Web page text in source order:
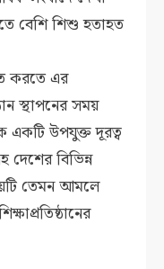
বেশি শিশু হতাহত
করতে এর
স্থাপনের সময়
একটি উপযুক্ত দূরত্ব
দেশের বিভিন্ন
তেমন আমলে